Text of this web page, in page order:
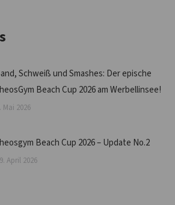
Schweiß und Smashes: Der epische
Beach Cup 2026 am Werbellinsee!
Mai 2026
Beach Cup 2026 – Update No.2
April 2026